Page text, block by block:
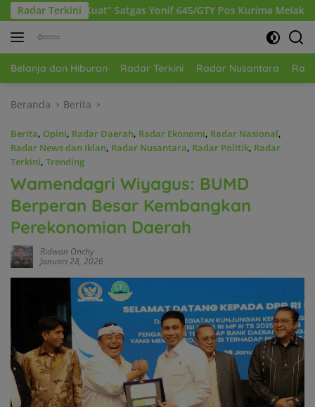
Langsung
ke
konten
Radar Terkini
Yonif 645/GTY Pos Kurima Melaksanakan Pelayanan
Belanja dan Hiburan Radar Terkini Radar Nusantara
Beranda Berita
Berita, Opini, Radar Daerah, Radar Ekonomi, Radar Nasional,
Radar News dan Iklan, Radar Nusantara, Radar Politik, Radar
Terkini, Trending
Wamendagri Wiyagus: BUMD
Berperan Besar Kembangkan
Perekonomian Daerah
Ridwan Onchy
Januari 28, 2026